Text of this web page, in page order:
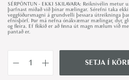
SÉRPÖNTUN - EKKI SKILAVARA: Reiknivélin metur
þarfnast miðað við þínar mælingar. Sérefni taka
veggfóðursmagni á grundvelli þessara útreikninga
efnisþörf. Þar má nefna ónákvæmar mælingar, dyr,
og fleira. Ef flókið er að finna út magn mælum við
pantað er.
SETJA Í